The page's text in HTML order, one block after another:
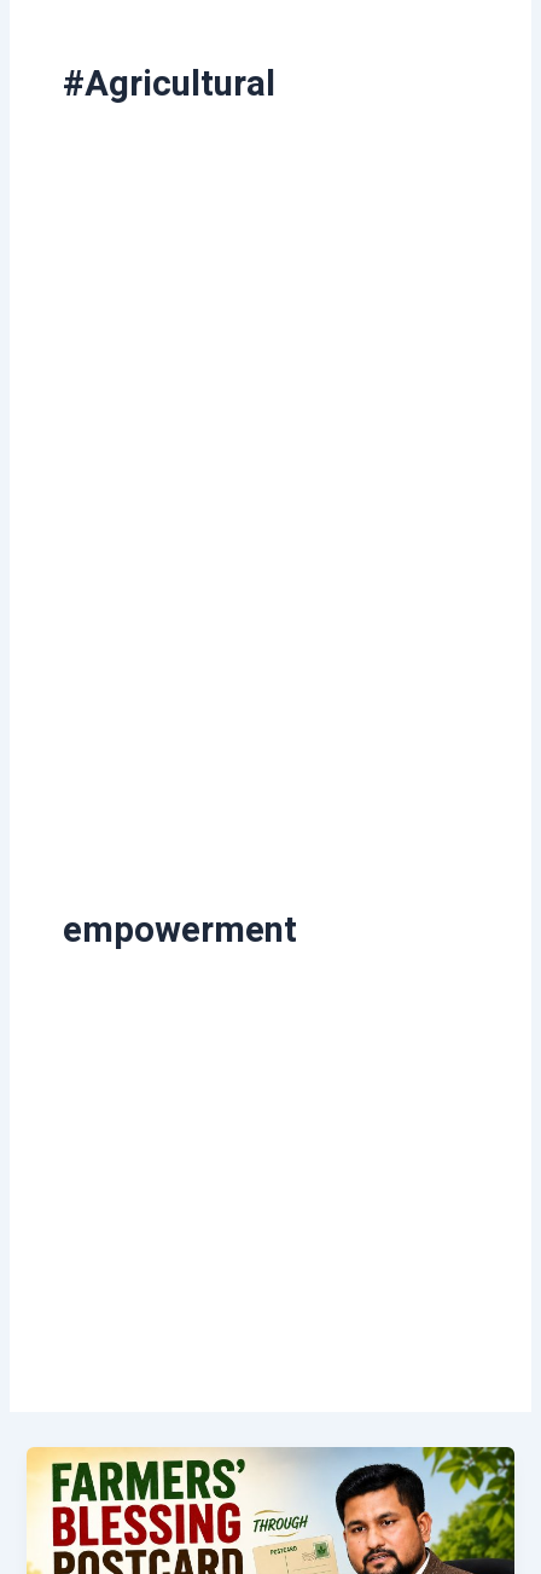
#Agricultural
empowerment